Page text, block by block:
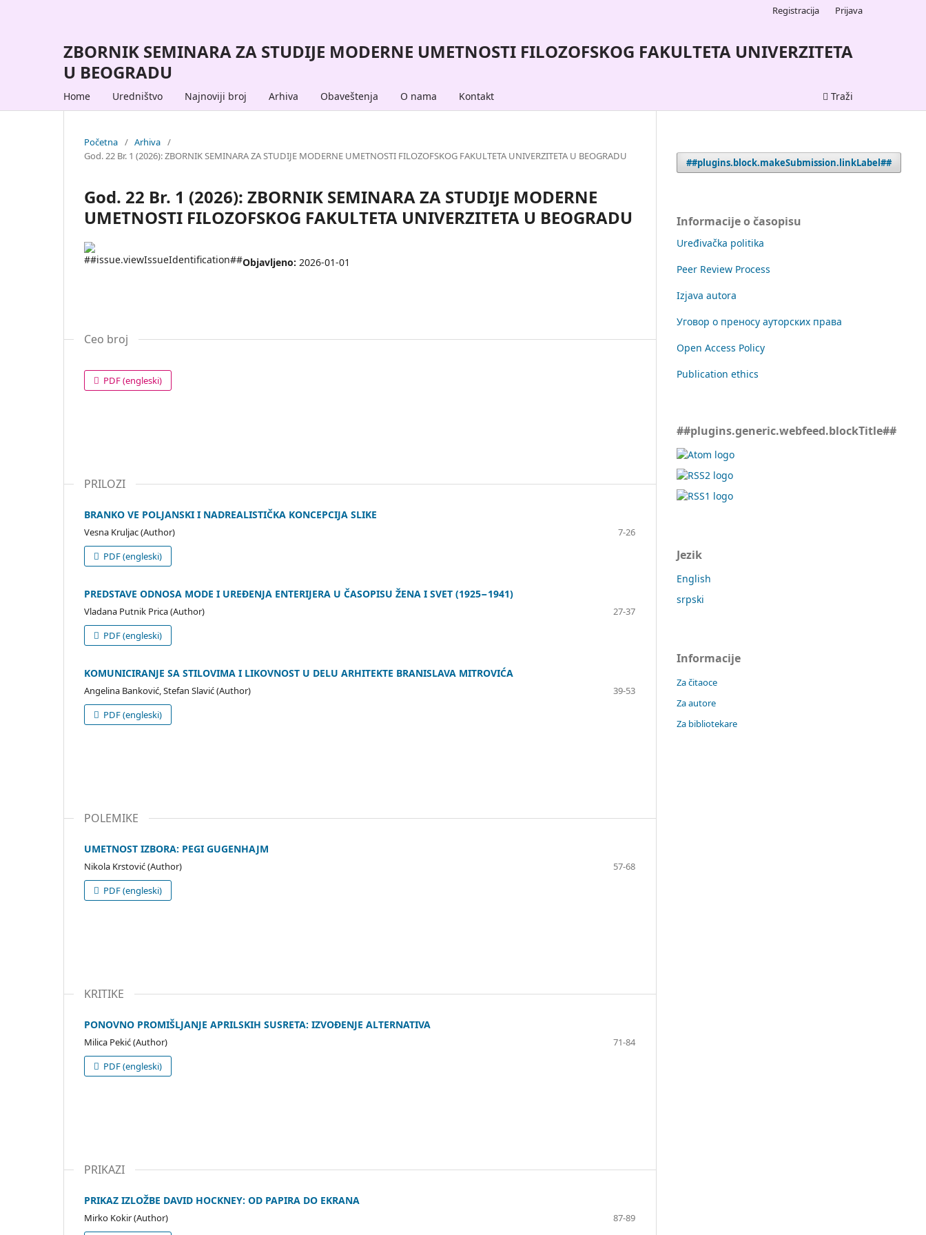
ZBORNIK SEMINARA ZA STUDIJE MODERNE UMETNOSTI FILOZOFSKOG FAKULTETA UNIVERZITETA
U BEOGRADU
Home Uredništvo Najnoviji broj Arhiva Obaveštenja O nama Kontakt Traži
Registracija Prijava
Početna / Arhiva /
God. 22 Br. 1 (2026): ZBORNIK SEMINARA ZA STUDIJE MODERNE UMETNOSTI FILOZOFSKOG FAKULTETA UNIVERZITETA U BEOGRADU
God. 22 Br. 1 (2026): ZBORNIK SEMINARA ZA STUDIJE MODERNE
UMETNOSTI FILOZOFSKOG FAKULTETA UNIVERZITETA U BEOGRADU
Objavljeno: 2026-01-01
Ceo broj
PDF (engleski)
PRILOZI
BRANKO VE POLJANSKI I NADREALISTIČKA KONCEPCIJA SLIKE
Vesna Kruljac (Author)
7-26
PDF (engleski)
PREDSTAVE ODNOSA MODE I UREĐENJA ENTERIJERA U ČASOPISU ŽENA I SVET (1925−1941)
Vladana Putnik Prica (Author)
27-37
PDF (engleski)
KOMUNICIRANJE SA STILOVIMA I LIKOVNOST U DELU ARHITEKTE BRANISLAVA MITROVIĆA
Angelina Banković, Stefan Slavić (Author)
39-53
PDF (engleski)
POLEMIKE
UMETNOST IZBORA: PEGI GUGENHAJM
Nikola Krstović (Author)
57-68
PDF (engleski)
KRITIKE
PONOVNO PROMIŠLJANJE APRILSKIH SUSRETA: IZVOĐENJE ALTERNATIVA
Milica Pekić (Author)
71-84
PDF (engleski)
PRIKAZI
PRIKAZ IZLOŽBE DAVID HOCKNEY: OD PAPIRA DO EKRANA
Mirko Kokir (Author) 87-89
##plugins.block.makeSubmission.linkLabel##
Informacije o časopisu
Uređivačka politika
Peer Review Process
Izjava autora
Уговор о преносу ауторских права
Open Access Policy
Publication ethics
##plugins.generic.webfeed.blockTitle##
Jezik
English
srpski
Informacije
Za čitaoce
Za autore
Za bibliotekare